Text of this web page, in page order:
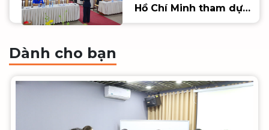
Hồ Chí Minh tham dự
Cuộc thi SV_STARTUP
Dành cho bạn